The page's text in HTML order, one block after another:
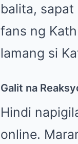
balita,
fans ng
lamang si
Galit na
Hindi
online.